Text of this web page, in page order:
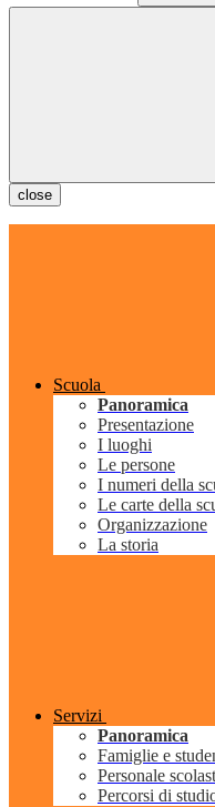
close
Scuola
Panoramica
Presentazione
I luoghi
Le persone
I numeri della
Le carte della
Organizzazione
La storia
Servizi
Panoramica
Famiglie e
Personale
Percorsi di